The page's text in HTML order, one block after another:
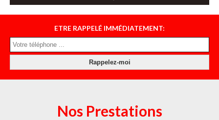
ETRE RAPPELÉ IMMÉDIATEMENT:
Nos Prestations